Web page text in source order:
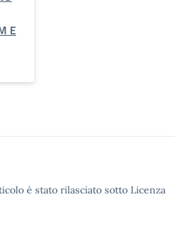
E
è stato rilasciato sotto Licenza